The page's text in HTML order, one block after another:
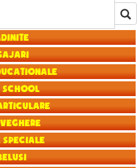
speciale